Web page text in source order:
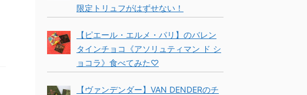
限定トリュフがはずせない！
【ピエール・エルメ・パリ】のバレン
タインチョコ《アソリュティマン ド シ
ョコラ》食べてみた♡
【ヴァンデンダー】VAN DENDERのチ